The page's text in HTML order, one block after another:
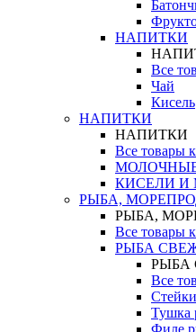
НАПИТКИ
Все
Чай
Кисель
НАПИТКИ
НАПИТКИ
Все товары
КИСЕЛИ И
РЫБА,
РЫБА,
Все товары
РЫБА
РЫБА
Все
Тушка
Филе